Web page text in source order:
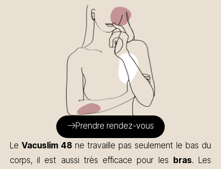
Prendre rendez-vous
Le Vacuslim 48 ne travaille pas seulement le bas du
corps, il est aussi très efficace pour les bras. Les